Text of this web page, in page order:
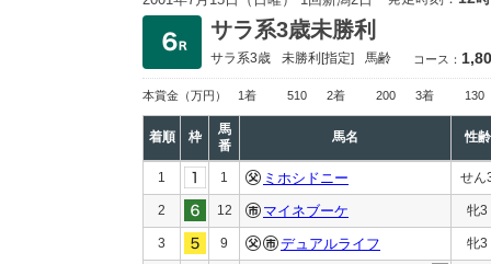
サラ系3歳未勝利
サラ系3歳 未勝利[指定] 馬齢 コース：
本賞金 （万円） 1着 510 2着 200 3着 130
着順 枠
馬
番
馬名 性齢
1 1 ミホシドニー せん
2 12 マイネブーケ 牝3
3 9 デュアルライフ 牝3